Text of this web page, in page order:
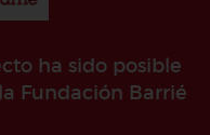
ha sido posible
Fundación Barrié